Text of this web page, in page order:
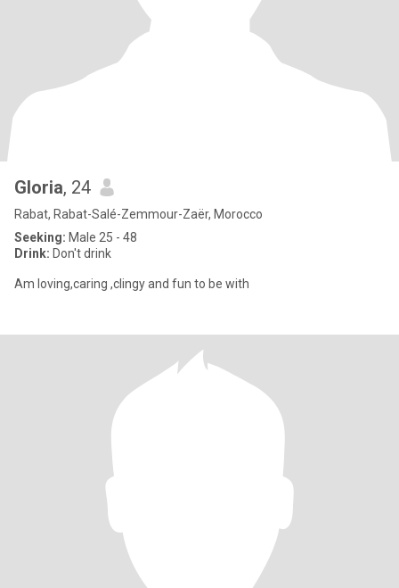
Gloria, 24
Rabat, Rabat-Salé-Zemmour-Zaër, Morocco
Seeking: Male 25 - 48
Drink: Don't drink
Am loving,caring ,clingy and fun to be with